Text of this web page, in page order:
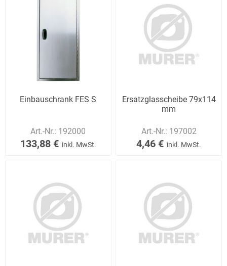
Einbauschrank FES S
Art.-Nr.: 192000
133,88 € inkl. MwSt.
Ersatzglasscheibe 79x114
mm
Art.-Nr.: 197002
4,46 € inkl. MwSt.